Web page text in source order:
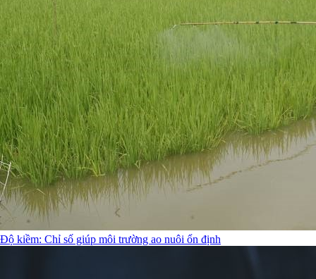
Độ kiềm: Chỉ số giúp môi trường ao nuôi ổn định